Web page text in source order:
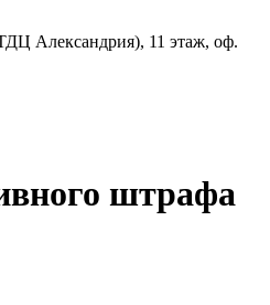
Александрия), 11 этаж, оф.
штрафа